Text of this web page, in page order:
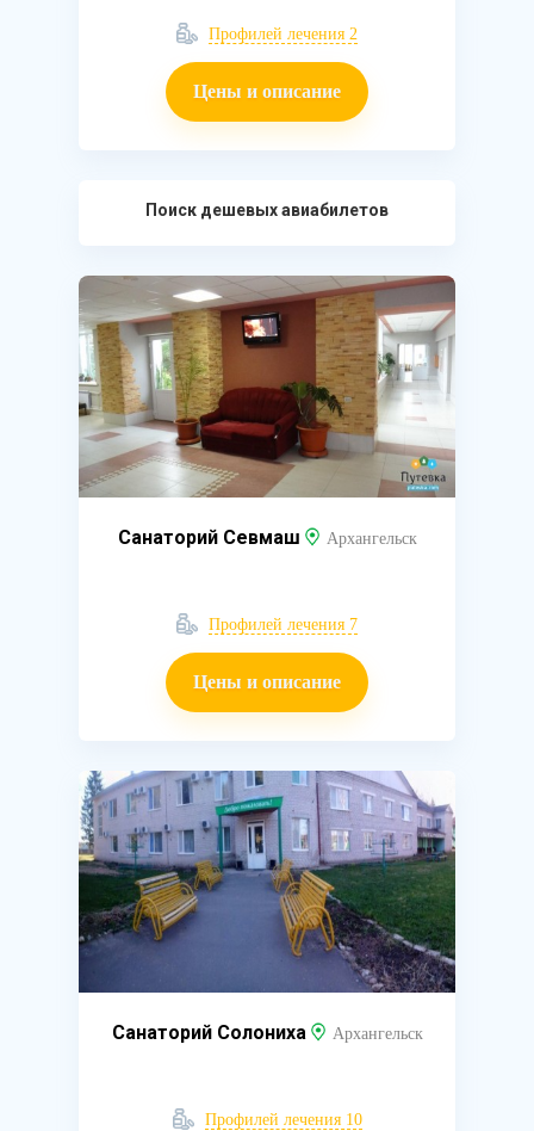
Профилей лечения 2
Цены и описание
Поиск дешевых авиабилетов
Санаторий Севмаш Архангельск
Профилей лечения 7
Цены и описание
Санаторий Солониха Архангельск
Профилей лечения 10